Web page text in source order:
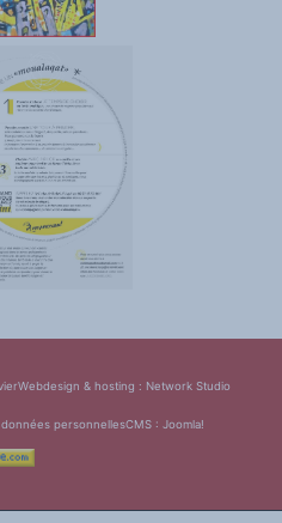
Webdesign & hosting : Network Studio
personnellesCMS : Joomla!